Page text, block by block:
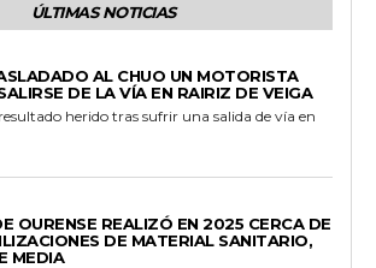
ÚLTIMAS NOTICIAS
AL CHUO UN MOTORISTA
DE LA VÍA EN RAIRIZ DE VEIGA
herido tras sufrir una salida de vía en
OURENSE REALIZÓ EN 2025 CERCA DE
DE MATERIAL SANITARIO,
MEDIA